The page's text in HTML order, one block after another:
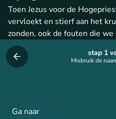
Misbruik de
stap 1
Toen Jezus voor de
vervloekt en stierf aan het
zonden, ook de fouten die
Ga naar